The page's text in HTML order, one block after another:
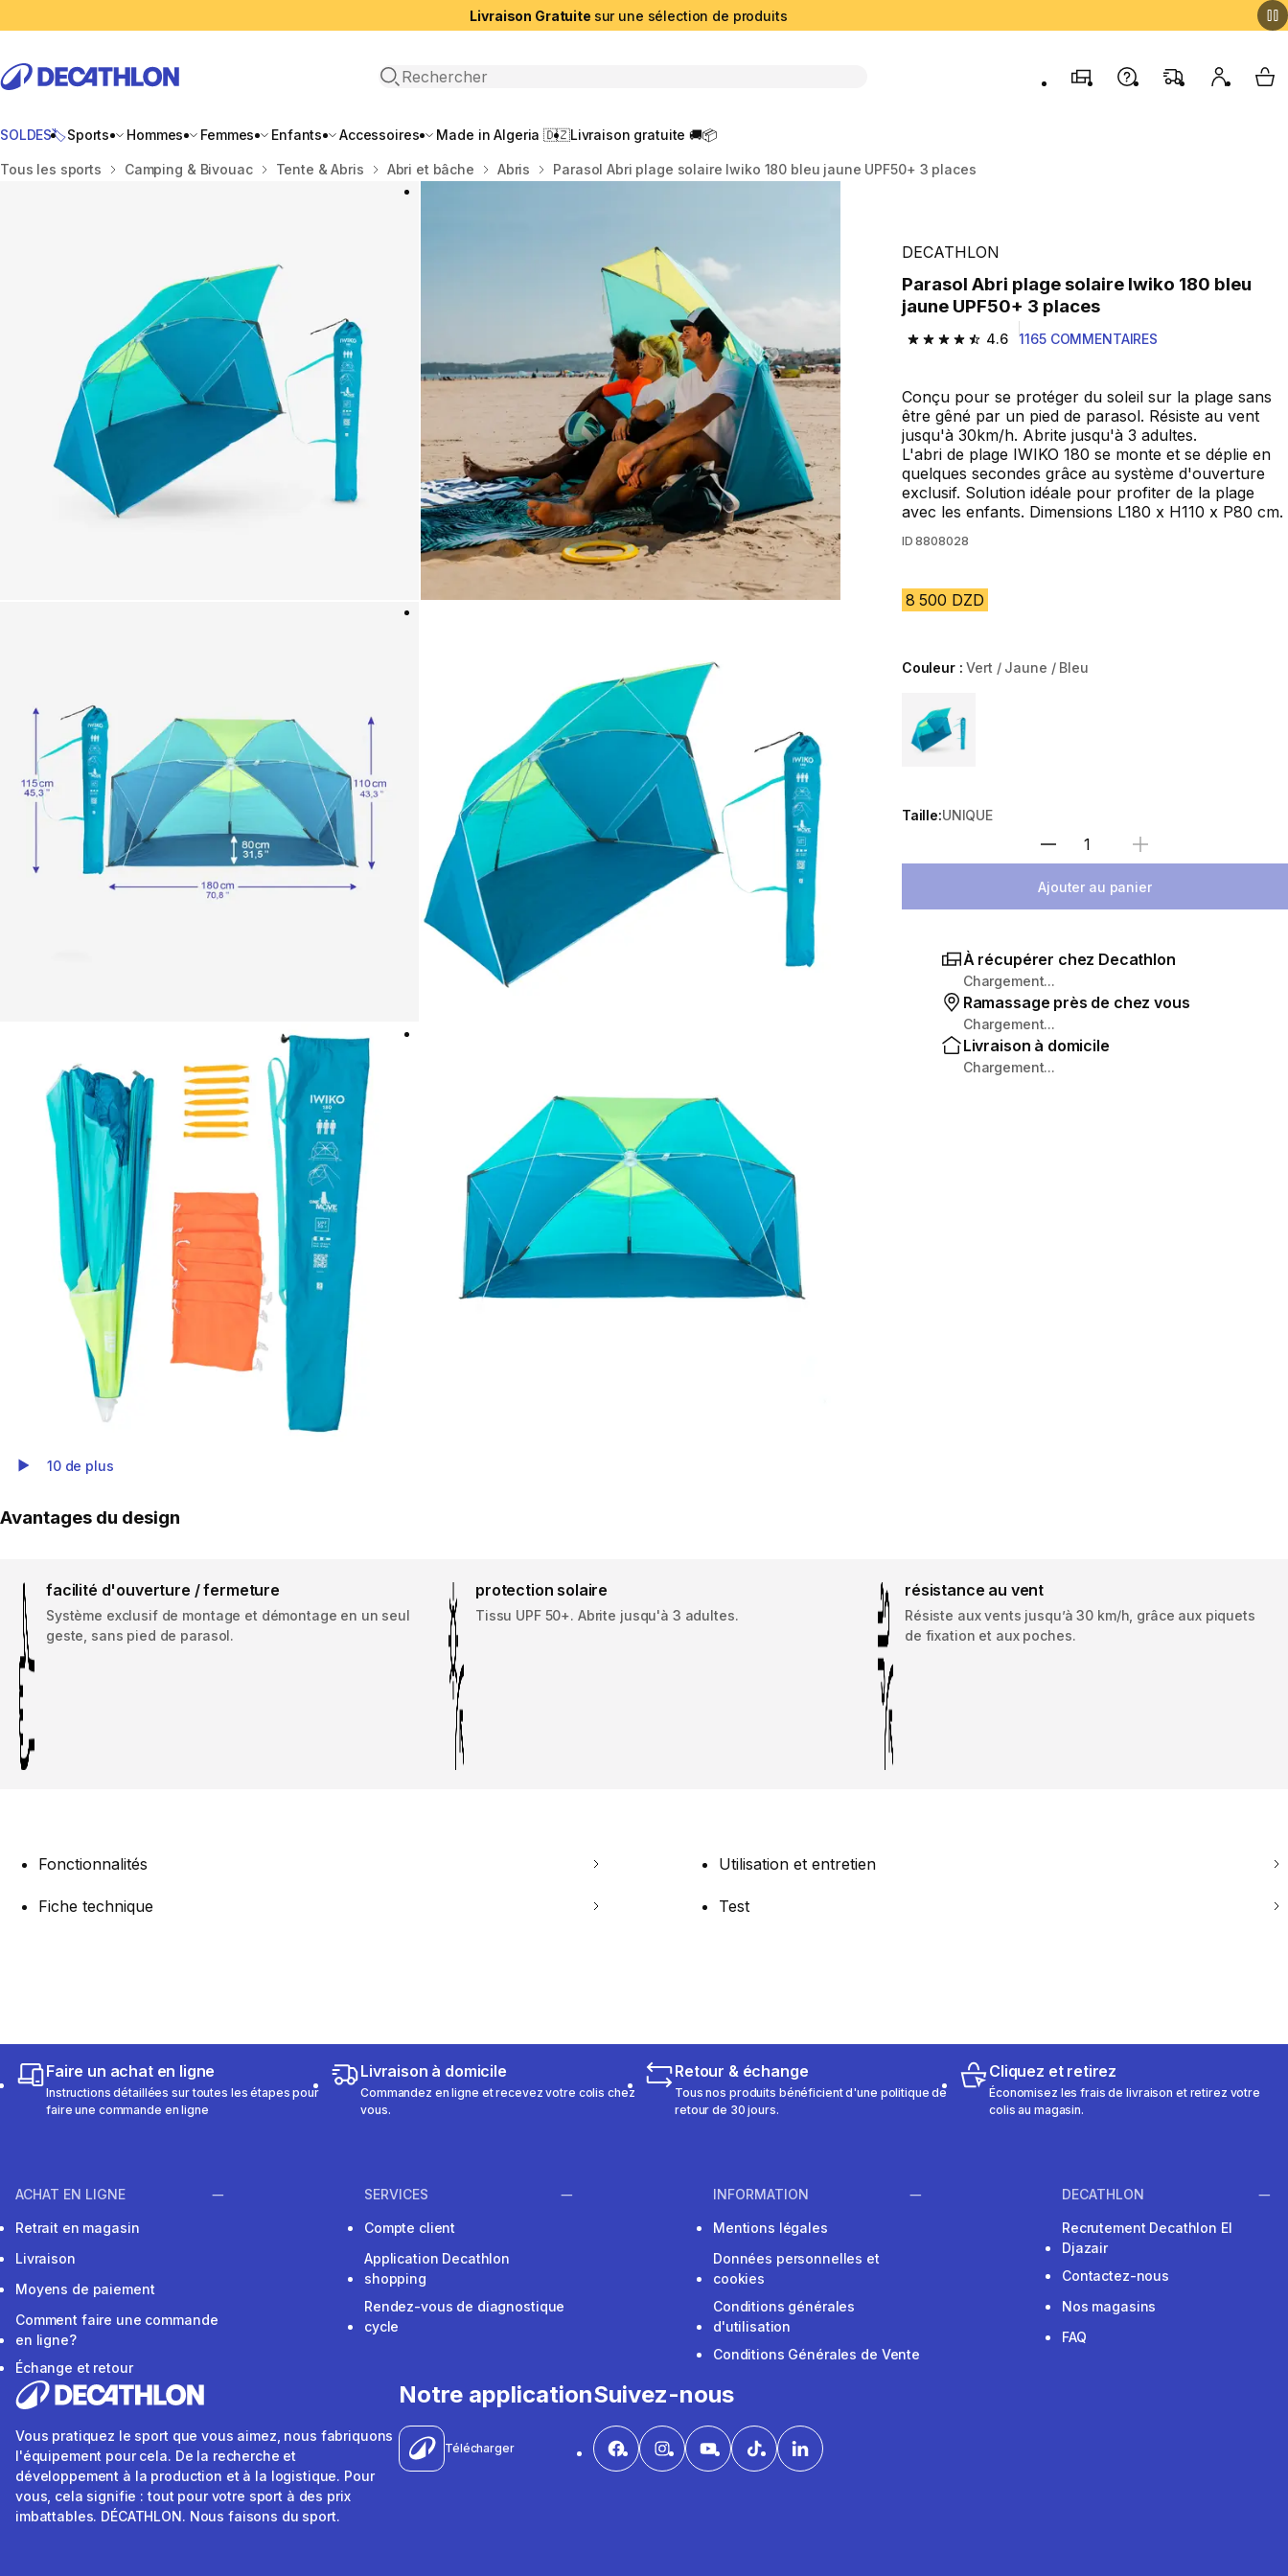
Livraison Gratuite sur une sélection de produits
Recherche ouverte
MagasinsContactez-nous
FAQ Mon My
SOLDES🏷️Sports Hommes Femmes Enfants Accessoires Made in Algeria 🇩🇿Livraison gratuite 🚚📦
Accueil
Tous les sports Camping & Bivouac Tente & Abris Abri et bâche Abris Parasol Abri plage solaire Iwiko 180 bleu jaune UPF50+ 3 places
Play Video
10 de plus
DECATHLON
Parasol Abri plage solaire Iwiko 180 bleu
jaune UPF50+ 3 places
4.6
4.6 out of 5 stars from 1165 reviews
1165 COMMENTAIRES
Conçu pour se protéger du soleil sur la plage sans
être gêné par un pied de parasol. Résiste au vent
jusqu'à 30km/h. Abrite jusqu'à 3 adultes.
L'abri de plage IWIKO 180 se monte et se déplie en
quelques secondes grâce au système d'ouverture
exclusif. Solution idéale pour profiter de la plage
avec les enfants. Dimensions L180 x H110 x P80 cm.
ID 8808028
8 500 DZD
Couleur :Vert / Jaune / Bleu
Choose a variant
Taille:UNIQUE
Sélectionnez la quantité
Ajouter au panier
À récupérer chez Decathlon
Chargement...
Ramassage près de chez vous
Chargement...
Livraison à domicile
Chargement...
Avantages du design
facilité d'ouverture / fermeture
Système exclusif de montage et démontage en un seul
geste, sans pied de parasol.
protection solaire
Tissu UPF 50+. Abrite jusqu'à 3 adultes.
résistance au vent
Résiste aux vents jusqu’à 30 km/h, grâce aux piquets
de fixation et aux poches.
Fonctionnalités Utilisation et entretien
Fiche technique Test
Faire un achat en ligne
Instructions détaillées sur toutes les étapes pour
faire une commande en ligne
Livraison à domicile
Commandez en ligne et recevez votre colis chez
vous.
Retour & échange
Tous nos produits bénéficient d'une politique de
retour de 30 jours.
Cliquez et retirez
Économisez les frais de livraison et retirez votre
colis au magasin.
ACHAT EN LIGNE
Retrait en magasin
Livraison
Moyens de paiement
Comment faire une commande
en ligne?
Échange et retour
SERVICES
Compte client
Application Decathlon
shopping
Rendez-vous de diagnostique
cycle
INFORMATION
Mentions légales
Données personnelles et
cookies
Conditions générales
d'utilisation
Conditions Générales de Vente
DECATHLON
Recrutement Decathlon El
Djazair
Contactez-nous
Nos magasins
FAQ
Vous pratiquez le sport que vous aimez, nous fabriquons
l'équipement pour cela. De la recherche et
développement à la production et à la logistique. Pour
vous, cela signifie : tout pour votre sport à des prix
imbattables. DÉCATHLON. Nous faisons du sport.
Notre application
Télécharger
Suivez-nous